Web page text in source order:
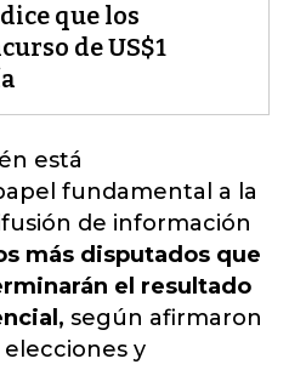
que los
de US$1
está
fundamental a la
de información
más disputados que
el resultado
según afirmaron
y